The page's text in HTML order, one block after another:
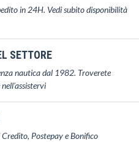
in 24H. Vedi subito disponibilità
SETTORE
nautica dal 1982. Troverete
Postepay e Bonifico